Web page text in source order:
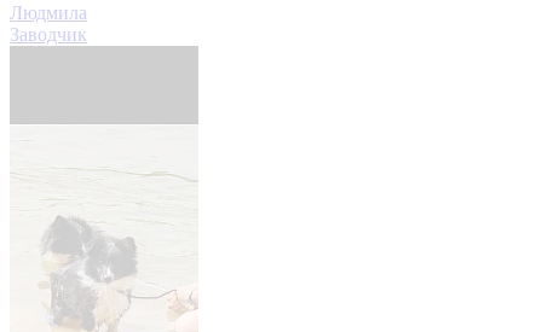
Людмила
Заводчик